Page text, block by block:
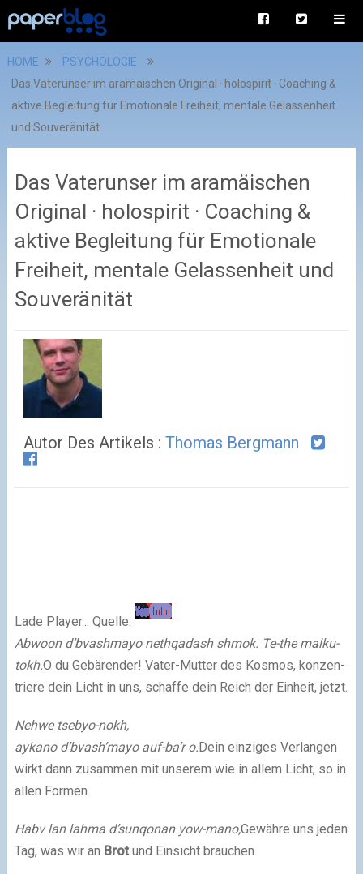
HOME
PSYCHOLOGIE
Das Vaterunser im aramäischen Original · holospirit · Coaching &
aktive Begleitung für Emotionale Freiheit, mentale Gelassenheit
und Souveränität
Das Vaterunser im aramäischen
Original · holospirit · Coaching &
aktive Begleitung für Emotionale
Freiheit, mentale Gelassenheit und
Souveränität
Autor Des Artikels : Thomas Bergmann
Lade Play­er... Quel­le:
Abwoon d’bvash­ma­yo neth­qa­dash shmok. Te-the mal­ku­
tokh.O du Gebären­der! Vater-Mut­ter des Kos­mos, kon­zen­
trie­re dein Licht in uns, schaf­fe dein Reich der Ein­heit, jetzt.
Neh­we tse­byo-nokh,
ayka­no d’bvash’mayo auf-ba’r o.Dein ein­zi­ges Ver­lan­gen
wirkt dann zusam­men mit unse­rem wie in allem Licht, so in
allen For­men.
Habv lan lah­ma d’sun­qon­an yow-mano,Gewähre uns jeden
Tag, was wir an Brotund Ein­sicht brau­chen.